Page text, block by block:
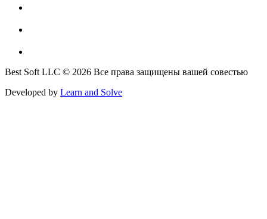
Best Soft LLC © 2026 Все права защищены вашей совестью
Developed by Learn and Solve